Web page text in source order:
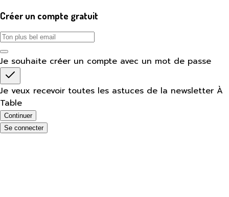
Créer un compte gratuit
Je souhaite créer un compte avec un mot de passe
Je veux recevoir toutes les astuces de la newsletter À
Table
Continuer
Se connecter